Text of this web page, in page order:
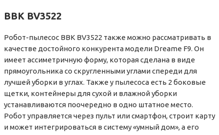
BBK BV3522
Робот-пылесос BBK BV3522 также можно рассматривать в
качестве достойного конкурента модели Dreame F9. Он
имеет ассиметричную форму, которая сделана в виде
прямоугольника со скругленными углами спереди для
лучшей уборки в углах. Также у пылесоса есть 2 боковые
щетки, контейнеры для сухой и влажной уборки
устанавливаются поочередно в одно штатное место.
Робот управляется через пульт или смартфон, строит карту
и может интегрироваться в систему «умный дом», а его